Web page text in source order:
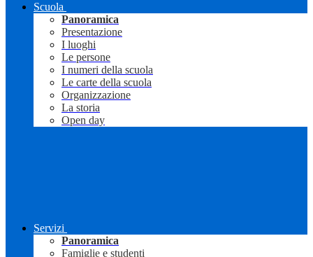
Scuola
Panoramica
Presentazione
I luoghi
Le persone
I numeri della scuola
Le carte della scuola
Organizzazione
La storia
Open day
Servizi
Panoramica
Famiglie e studenti